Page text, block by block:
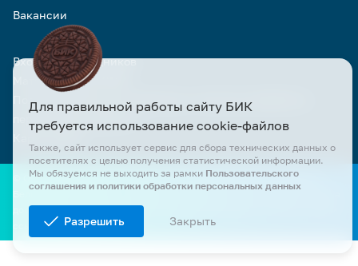
Вакансии
Вход для сотрудников
Материалы для СМИ
Пользовательское соглашение и политика обработки
персональных данных
© Официальный сайт АО «БИК» и АО «Фонд развития территории
Белгородской области». Все права защищены. Все материалы сайта
доступны по лицензии Creative Commons Attribution 4.0 при условии
ссылки на первоисточник.
Для правильной работы сайту БИК
требуется использование cookie-файлов
Также, сайт использует сервис для сбора технических данных о
посетителях с целью получения статистической информации.
Мы обязуемся не выходить за рамки Пользовательского
соглашения и политики обработки персональных данных
Разрешить Закрыть